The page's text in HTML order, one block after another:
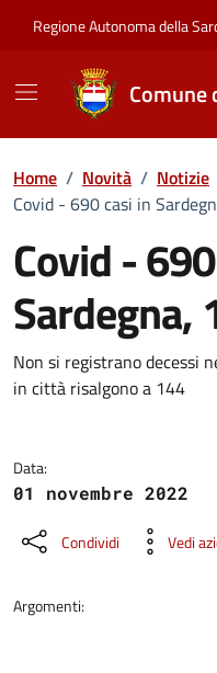
Regione Autonoma della
Comune
Home / Novità / Notizie
Covid - 690 casi in
Covid -
Sardegna,
Dettagli
Non si registrano decessi
in città risalgono a 144
Data:
01 novembre 2022
Condividi Vedi
Argomenti: